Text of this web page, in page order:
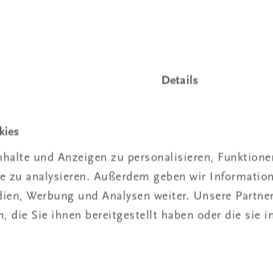
Details
und Anzeigen zu personalisieren,
zu analysieren. Außerdem geben wir
Werbung und Analysen weiter. Unsere
die Sie ihnen bereitgestellt haben oder die sie
der